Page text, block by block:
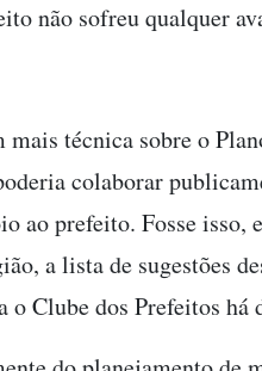
não sofreu qualquer
mais técnica sobre o
colaborar
ao prefeito. Fosse isso,
a lista de sugestões
o Clube dos Prefeitos há